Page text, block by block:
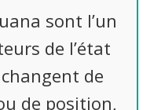
sont l’un
de l’état
de
de position,